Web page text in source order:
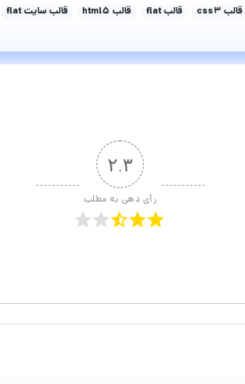
قالب css3 قالب flat قالب html5 قالب سایت flat
۲.۳
رأی دهی به مطلب